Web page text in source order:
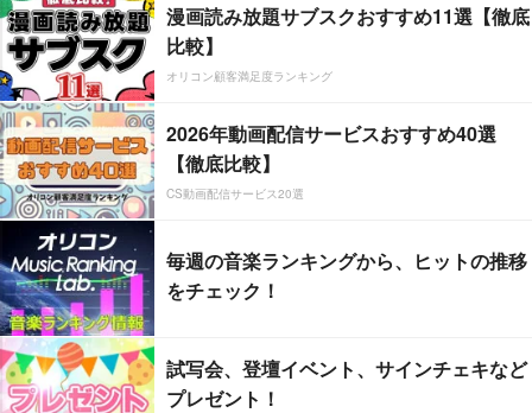
漫画読み放題サブスクおすすめ11選【徹底
比較】
オリコン顧客満足度ランキング
2026年動画配信サービスおすすめ40選
【徹底比較】
CS動画配信サービス20選
毎週の音楽ランキングから、ヒットの推移
をチェック！
試写会、登壇イベント、サインチェキなど
プレゼント！